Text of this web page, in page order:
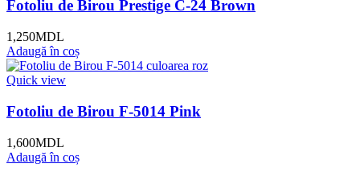
Fotoliu de Birou Prestige C-24 Brown
1,250MDL
Adaugă în coș
Quick view
Fotoliu de Birou F-5014 Pink
1,600MDL
Adaugă în coș